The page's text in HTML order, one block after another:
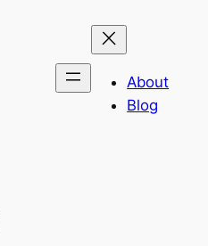
About
Blog